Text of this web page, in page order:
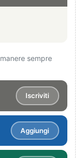
sempre
Iscriviti
Aggiungi